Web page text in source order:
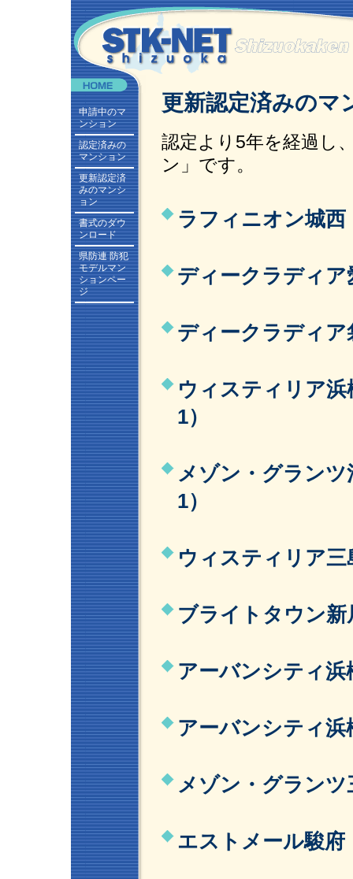
申請中のマ
ンション
認定済みの
マンション
更新認定済
みのマンシ
ョン
書式のダウ
ンロード
県防連 防犯
モデルマン
ションペー
ジ
更新認定済みのマ
認定より5年を経過し
ン」です。
ラフィニオン城
ディークラディ
ディークラディ
ウィスティリア
1）
メゾン・グラン
1）
ウィスティリア
ブライトタウン
アーバンシティ
アーバンシティ
メゾン・グラン
エストメール駿